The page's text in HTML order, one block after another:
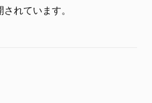
れています。